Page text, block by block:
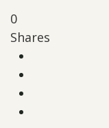
0
Shares